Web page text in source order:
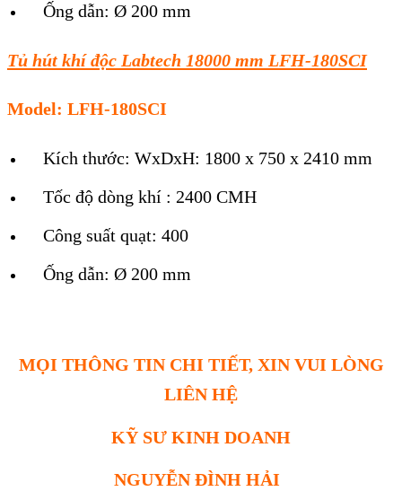
Ống dẫn: Ø 200 mm
Tủ hút khí độc Labtech 18000 mm LFH-180SCI
Model: LFH-180SCI
Kích thước: WxDxH: 1800 x 750 x 2410 mm
Tốc độ dòng khí : 2400 CMH
Công suất quạt: 400
Ống dẫn: Ø 200 mm
MỌI THÔNG TIN CHI TIẾT, XIN VUI LÒNG
LIÊN HỆ
KỸ SƯ KINH DOANH
NGUYỄN ĐÌNH HẢI